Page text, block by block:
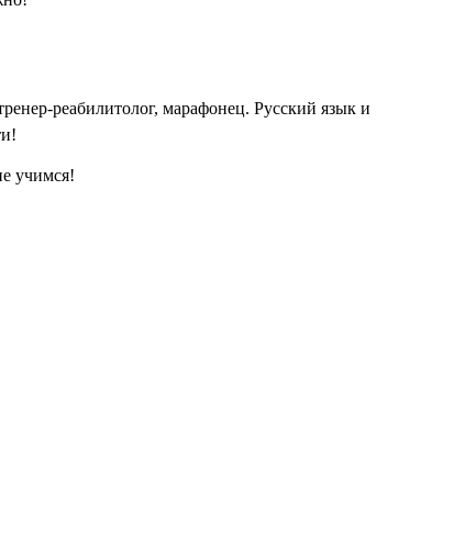
реабилитолог, марафонец. Русский язык и
учимся!